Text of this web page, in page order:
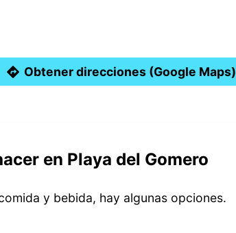
Obtener direcciones (Google Maps)
en Playa del Gomero
y bebida, hay algunas opciones.